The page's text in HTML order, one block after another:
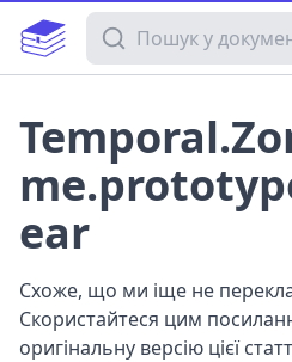
Пошук у документації
ear
Схоже, що ми іще не
Скористайтеся цим
оригінальну версію цієї